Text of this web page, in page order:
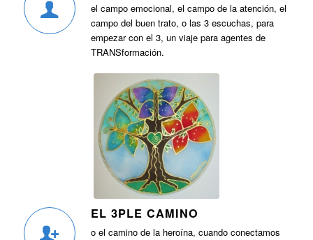
el campo emocional, el campo de la atención, el
campo del buen trato, o las 3 escuchas, para
empezar con el 3, un viaje para agentes de
TRANSformación.
EL 3PLE CAMINO
o el camino de la heroína, cuando conectamos